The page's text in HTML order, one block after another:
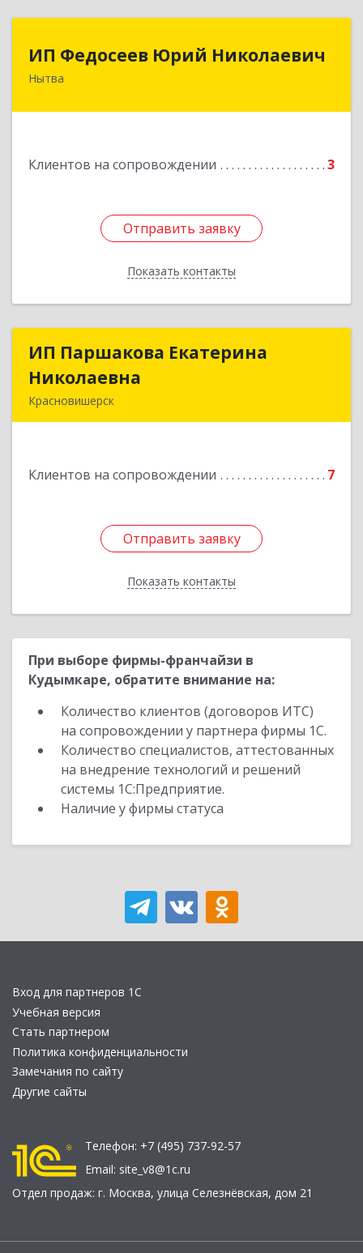
ИП Федосеев Юрий Николаевич
Нытва
Клиентов на сопровождении 3
Отправить заявку
Показать контакты
ИП Федосеев Юрий Николаевич
Отправить заявку
Назад
ИП Паршакова Екатерина
Николаевна
Красновишерск
Клиентов на сопровождении 7
Отправить заявку
Показать контакты
ИП Паршакова Екатерина
Подробнее
Отправить заявку
Назад
При выборе фирмы-франчайзи в
Кудымкаре, обратите внимание на:
Количество клиентов (договоров ИТС)
на сопровождении у партнера фирмы 1С.
Количество специалистов, аттестованных
на внедрение технологий и решений
системы 1С:Предприятие.
Наличие у фирмы статуса
Вход для партнеров 1С
Учебная версия
Стать партнером
Политика конфиденциальности
Замечания по сайту
Другие сайты
Телефон: +7 (495) 737-92-57
Email: site_v8@1c.ru
Отдел продаж: г. Москва, улица Селезнёвская, дом 21